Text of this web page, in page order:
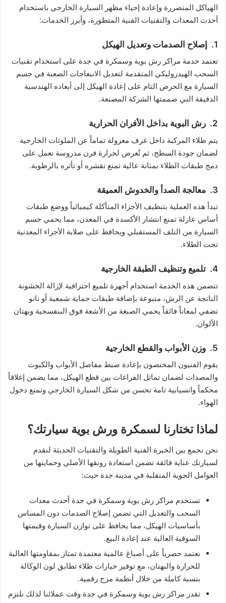
الهياكل المتضررة وإعادة إحياء مظهر السيارة الخارجي باستخدام
أحدث المعدات والتقنيات الفنية المتطورة، وأبرز الخدمات:
1. إصلاح الصدمات وتعديل الهيكل
تعتمد خدمة مراكز رش بوية وسمكرة في جدة على استخدام تقنيات
السحب الهيدروليكي المتقدمة لتعديل الانبعاجات الصعبة في جسم
السيارة مع الحرص التام على إعادة الهيكل إلى أبعاده الهندسية
الدقيقة التي صممتها الشركة المصنعة.
2. رش البوية بداخل الأفران الحرارية
يتم طلاء المركبة داخل غرف معزولة تماماً عن الملوثات الخارجية
لضمان جودة السطح، ثم تُعرض لحرارة فرن مدروسة تعمل على
دمج طبقات الطلاء بمتانة عالية تمنع تقشره أو تأثره بالرطوبة.
3. معالجة الصدأ والخدوش العميقة
تبدأ هذه العملية بتنظيف الأجزاء المتأكلة كيميائياً ووضع طبقات
أساس عازلة تمنع انتشار الأكسدة في المعدن، مما يحمي جسم
السيارة من التلف المستقبلي ويحافظ على صلابة الأجزاء المعدنية
تحت الطلاء.
4. تلميع وتنظيف الطبقة الخارجية
تتضمن هذه الخدمة استخدام أجهزة تلميع احترافية لإزالة الخشونة
الناتجة عن الرش، متبوعة بإضافة طبقات حماية شمعية أو نانو
تضفي لمعاناً فائقاً يحمي الصبغة من الأشعة فوق البنفسجية وبهتان
الألوان.
5. وزن الأبواب والقطع الخارجية
يقوم الفنيون المختصون بإعادة ضبط مفاصل الأبواب والكبوت
والمصدات لضمان تماثل الفراغات بين قطع الهيكل، مما يضمن إغلاقاً
محكماً وانسيابية تامة تحسن من شكل السيارة الخارجي وتمنع دخول
الهواء.
لماذا تختارنا لسمكرة ورش بوية سيارتك؟
نحن نجمع بين الخبرة الفنية الطويلة والتقنيات الحديثة لنقدم
لسيارتك عناية فائقة تضمن استعادة رونقها الأصلي وحمايتها من
العوامل الجوية المتقلبة في مدينة جدة حيث:
تستخدم مراكز رش بوية وسمكرة في جدة أحدث معدات
السحب والتعديل التي تضمن إصلاح الصدمات دون المساس
بأساسيات الهيكل، مما يحافظ على توازن السيارة وقيمتها
السوقية العالية عند إعادة البيع.
نعتمد حصرياً على أصباغ عالمية معتمدة تمتاز بمقاومتها العالية
للحرارة والبهتان، مع توفير خيارات طلاء تطابق لون الوكالة
بنسبة كاملة من خلال أنظمة مزج رقمية.
تقدر مراكز رش بوية وسمكرة في جدة وقت عملائنا لذلك نلتزم